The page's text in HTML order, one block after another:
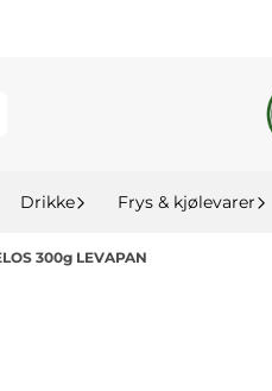
Drikke Frys & kjølevarer
300g LEVAPAN